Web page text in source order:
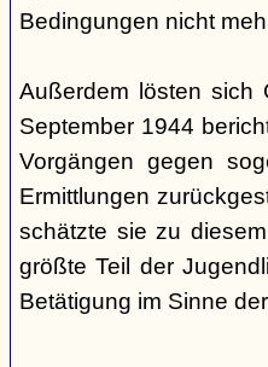
Bedingungen nicht
Außerdem lösten sich
September 1944
Vorgängen gegen
Ermittlungen
schätzte sie zu
größte Teil der
Betätigung im Sinne